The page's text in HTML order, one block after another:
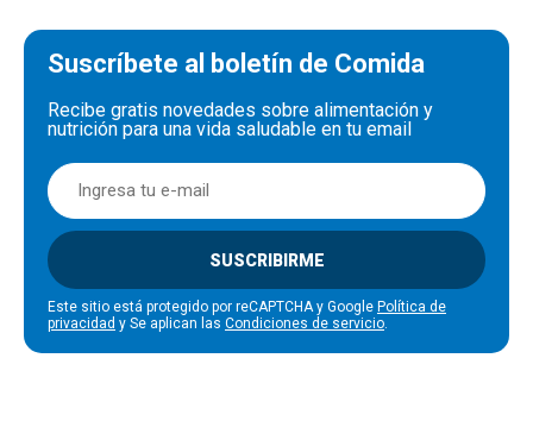
Suscríbete al boletín de Comida
Recibe gratis novedades sobre alimentación y
nutrición para una vida saludable en tu email
SUSCRIBIRME
Este sitio está protegido por reCAPTCHA y Google Política de
privacidad y Se aplican las Condiciones de servicio.